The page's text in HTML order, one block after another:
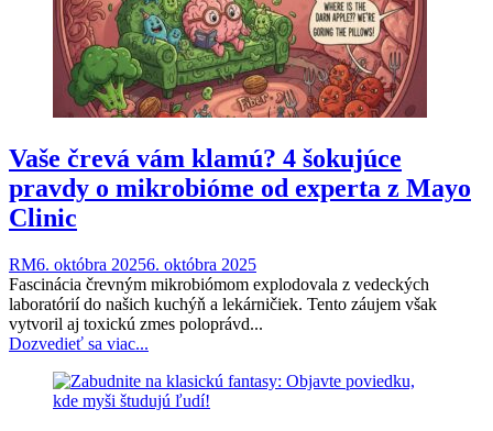
Vaše črevá vám klamú? 4 šokujúce
pravdy o mikrobióme od experta z Mayo
Clinic
RM6. októbra 20256. októbra 2025
Fascinácia črevným mikrobiómom explodovala z vedeckých
laboratórií do našich kuchýň a lekárničiek. Tento záujem však
vytvoril aj toxickú zmes poloprávd...
Dozvedieť sa viac...